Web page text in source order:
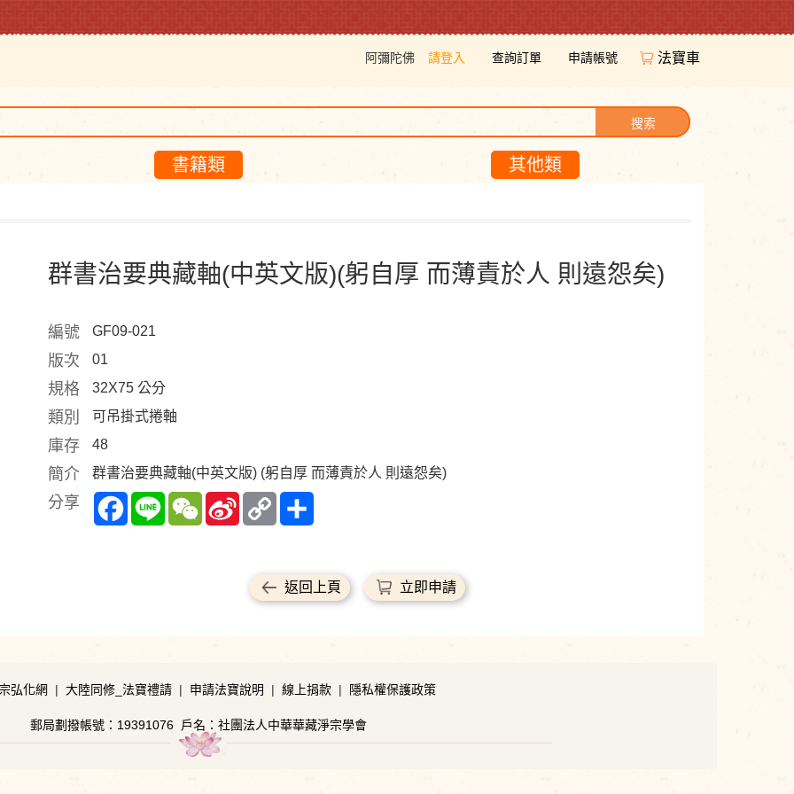
阿彌陀佛 請登入 查詢訂單 申請帳號 法寶車
搜索
書籍類 其他類
群書治要典藏軸(中英文版)(躬自厚 而薄責於人 則遠怨矣)
編號 GF09-021
版次 01
規格 32X75 公分
類別 可吊掛式捲軸
庫存 48
簡介 群書治要典藏軸(中英文版) (躬自厚 而薄責於人 則遠怨矣)
分享 Facebook
Line WeChatSina
Weibo
Copy
Link
Share
返回上頁 立即申請
弘化網 | 大陸同修_法寶禮請 | 申請法寶說明 | 線上捐款 | 隱私權保護政策
郵局劃撥帳號：19391076 戶名：社團法人中華華藏淨宗學會